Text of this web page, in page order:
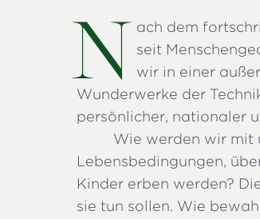
N ach dem
seit
wir in einer
Wunderwerke der
persönlicher, nationaler
Wie werden wir mit
Lebensbedingungen,
Kinder erben werden?
sie tun sollen. Wie